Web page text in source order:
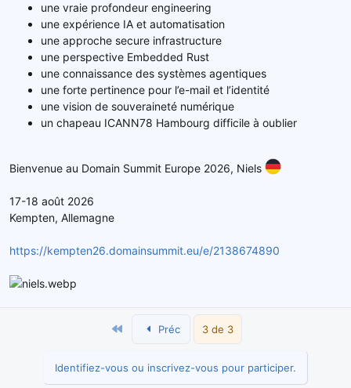
une vraie profondeur engineering
une expérience IA et automatisation
une approche secure infrastructure
une perspective Embedded Rust
une connaissance des systèmes agentiques
une forte pertinence pour l’e-mail et l’identité
une vision de souveraineté numérique
un chapeau ICANN78 Hambourg difficile à oublier
Bienvenue au Domain Summit Europe 2026, Niels
17-18 août 2026
Kempten, Allemagne
https://kempten26.domainsummit.eu/e/2138674890
PremierPréc 3 de 3
Identifiez-vous ou inscrivez-vous pour participer.